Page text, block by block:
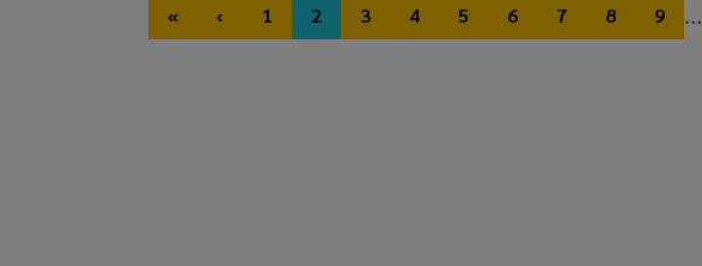
First page
« Previous page
‹ Page
1 Page
2 Page
3 Page
4 Page
5 Page
6 Page
7 Page
8 Page
9 …